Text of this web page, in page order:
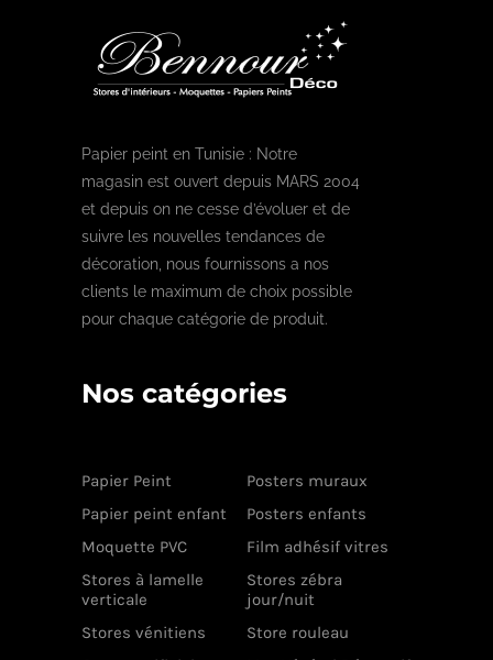
Papier peint en Tunisie : Notre
magasin est ouvert depuis MARS 2004
et depuis on ne cesse d’évoluer et de
suivre les nouvelles tendances de
décoration, nous fournissons a nos
clients le maximum de choix possible
pour chaque catégorie de produit.
Nos catégories
Papier Peint
Posters muraux
Papier peint enfant
Posters enfants
Moquette PVC
Film adhésif vitres
Stores à lamelle
verticale
Stores zébra
jour/nuit
Stores vénitiens
Store rouleau